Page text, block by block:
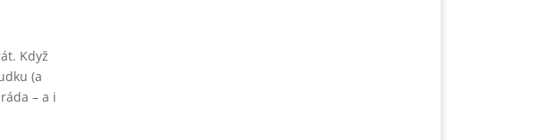
Když
(a
– a i